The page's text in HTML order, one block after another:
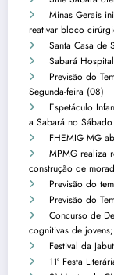
Minas Gerais
reativar bloco
Santa Casa de
Sabará
Previsão do
Segunda-feira (08)
Espetáculo
a Sabará no Sábado
FHEMIG MG
MPMG realiza
construção de
Previsão do
Previsão do
Concurso de
cognitivas de
Festival da
11ª Festa